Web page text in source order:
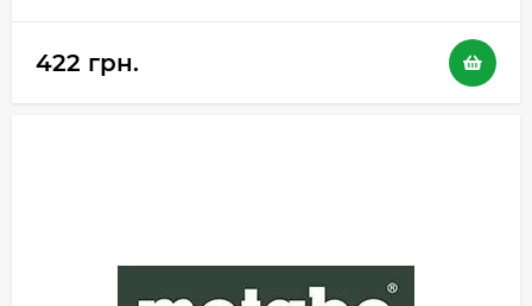
422 грн.